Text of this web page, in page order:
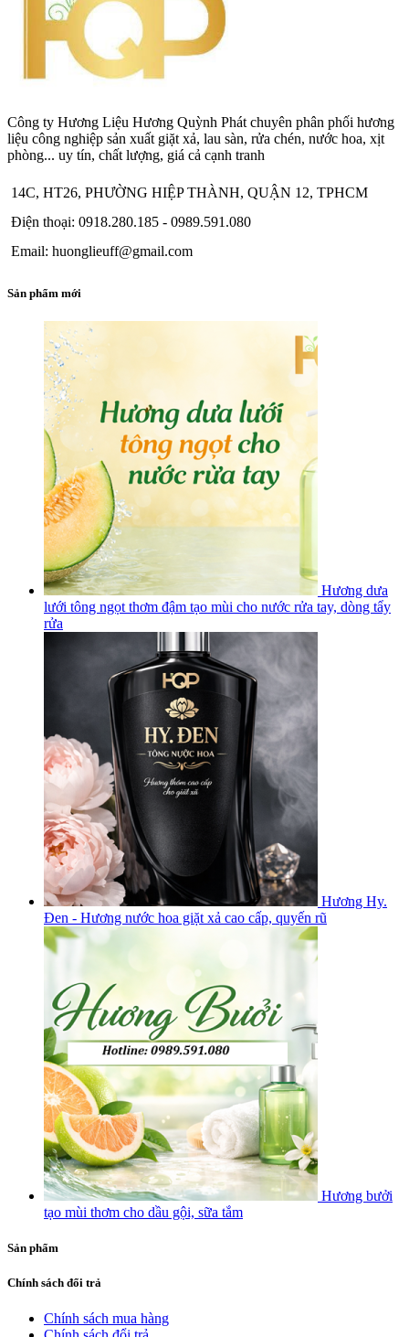
Công ty Hương Liệu Hương Quỳnh Phát chuyên phân phối hương
liệu công nghiệp sản xuất giặt xả, lau sàn, rửa chén, nước hoa, xịt
phòng... uy tín, chất lượng, giá cả cạnh tranh
14C, HT26, PHƯỜNG HIỆP THÀNH, QUẬN 12, TPHCM
Điện thoại: 0918.280.185 - 0989.591.080
Email: huonglieuff@gmail.com
Sản phẩm mới
Hương dưa
lưới tông ngọt thơm đậm tạo mùi cho nước rửa tay, dòng tẩy
rửa
Hương Hy.
Đen - Hương nước hoa giặt xả cao cấp, quyến rũ
Hương bưởi
tạo mùi thơm cho dầu gội, sữa tắm
Sản phẩm
Chính sách đổi trả
Chính sách mua hàng